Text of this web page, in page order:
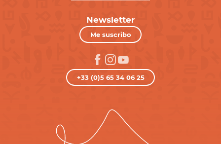
Newsletter
Me suscribo
+33 (0)5 65 34 06 25